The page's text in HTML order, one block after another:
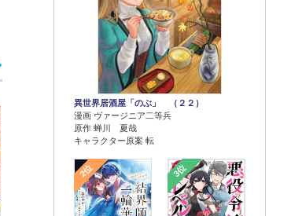
異世界居酒屋「のぶ」 （２２）
漫画 ヴァージニア二等兵
原作 蝉川 夏哉
キャラクター原案 転
2位 3位